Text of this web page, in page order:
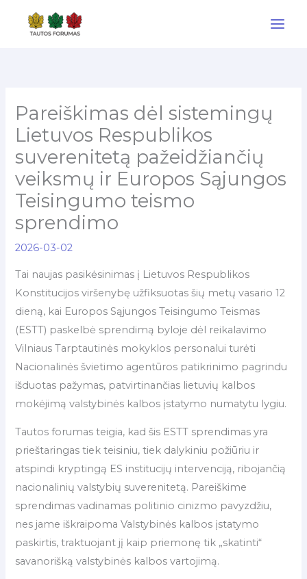
Pareiškimas dėl sistemingų
Lietuvos Respublikos
suverenitetą pažeidžiančių
veiksmų ir Europos Sąjungos
Teisingumo teismo
sprendimo
2026-03-02
Tai naujas pasikėsinimas į Lietuvos Respublikos
Konstitucijos viršenybę užfiksuotas šių metų vasario 12
dieną, kai Europos Sąjungos Teisingumo Teismas
(ESTT) paskelbė sprendimą byloje dėl reikalavimo
Vilniaus Tarptautinės mokyklos personalui turėti
Nacionalinės švietimo agentūros patikrinimo pagrindu
išduotas pažymas, patvirtinančias lietuvių kalbos
mokėjimą valstybinės kalbos įstatymo numatytu lygiu.
Tautos forumas teigia, kad šis ESTT sprendimas yra
prieštaringas tiek teisiniu, tiek dalykiniu požiūriu ir
atspindi kryptingą ES institucijų intervenciją, ribojančią
nacionalinių valstybių suverenitetą. Pareiškime
sprendimas vadinamas politinio cinizmo pavyzdžiu,
nes jame iškraipoma Valstybinės kalbos įstatymo
paskirtis, traktuojant jį kaip priemonę tik „skatinti“
savanorišką valstybinės kalbos vartojimą.